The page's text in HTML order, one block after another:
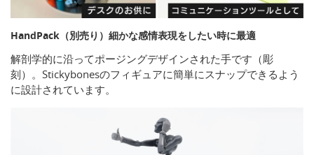
HandPack（別売り）細かな感情表現をしたい時に最適
解剖学的に沿ってポージングデザインされた手です（彫
刻）。Stickybonesのフィギュアに簡単にスナップできるよう
に設計されています。